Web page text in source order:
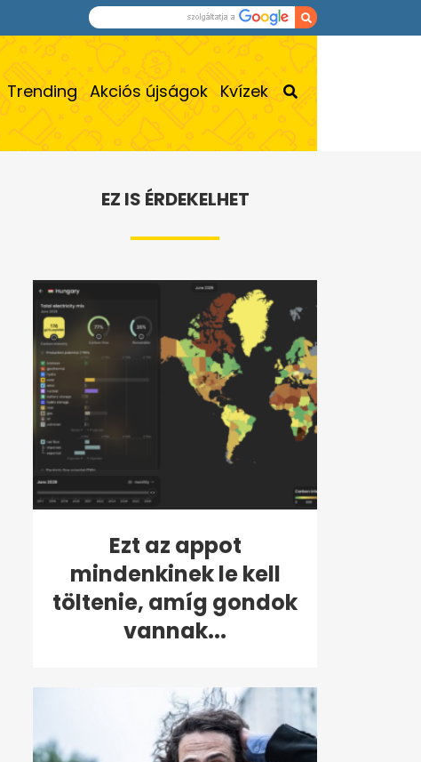
Trending Akciós újságok Kvízek
EZ IS ÉRDEKELHET
Ezt az appot
mindenkinek le kell
töltenie, amíg gondok
vannak...